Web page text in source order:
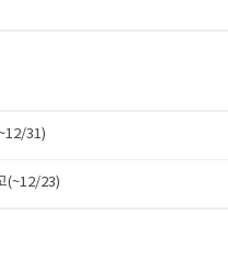
31)
(~12/23)